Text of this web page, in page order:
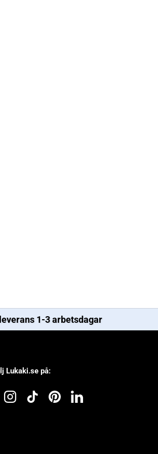
1-3 arbetsdagar
Lukaki.se på:
InstagramTikTokPinterestLinkedIn